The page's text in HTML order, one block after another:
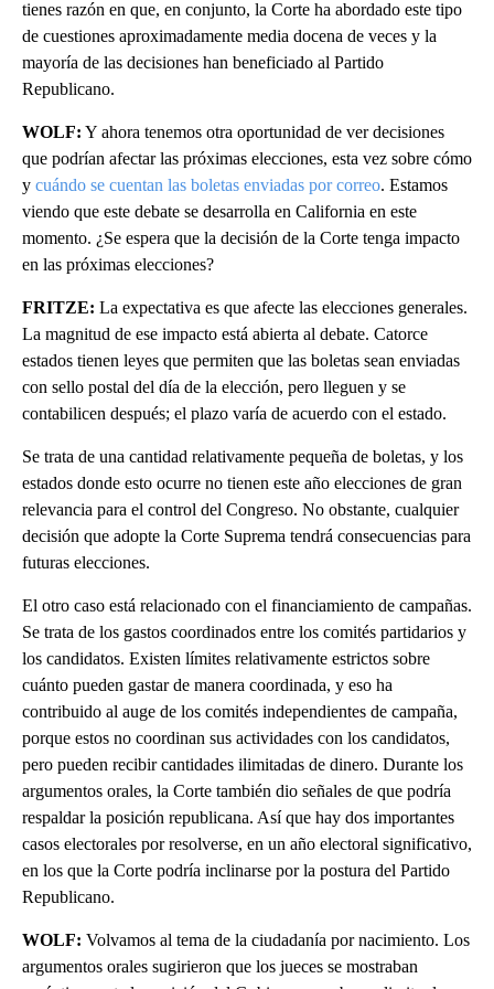
tienes razón en que, en conjunto, la Corte ha abordado este tipo
de cuestiones aproximadamente media docena de veces y la
mayoría de las decisiones han beneficiado al Partido
Republicano.
WOLF: Y ahora tenemos otra oportunidad de ver decisiones
que podrían afectar las próximas elecciones, esta vez sobre cómo
y cuándo se cuentan las boletas enviadas por correo. Estamos
viendo que este debate se desarrolla en California en este
momento. ¿Se espera que la decisión de la Corte tenga impacto
en las próximas elecciones?
FRITZE: La expectativa es que afecte las elecciones generales.
La magnitud de ese impacto está abierta al debate. Catorce
estados tienen leyes que permiten que las boletas sean enviadas
con sello postal del día de la elección, pero lleguen y se
contabilicen después; el plazo varía de acuerdo con el estado.
Se trata de una cantidad relativamente pequeña de boletas, y los
estados donde esto ocurre no tienen este año elecciones de gran
relevancia para el control del Congreso. No obstante, cualquier
decisión que adopte la Corte Suprema tendrá consecuencias para
futuras elecciones.
El otro caso está relacionado con el financiamiento de campañas.
Se trata de los gastos coordinados entre los comités partidarios y
los candidatos. Existen límites relativamente estrictos sobre
cuánto pueden gastar de manera coordinada, y eso ha
contribuido al auge de los comités independientes de campaña,
porque estos no coordinan sus actividades con los candidatos,
pero pueden recibir cantidades ilimitadas de dinero. Durante los
argumentos orales, la Corte también dio señales de que podría
respaldar la posición republicana. Así que hay dos importantes
casos electorales por resolverse, en un año electoral significativo,
en los que la Corte podría inclinarse por la postura del Partido
Republicano.
WOLF: Volvamos al tema de la ciudadanía por nacimiento. Los
argumentos orales sugirieron que los jueces se mostraban